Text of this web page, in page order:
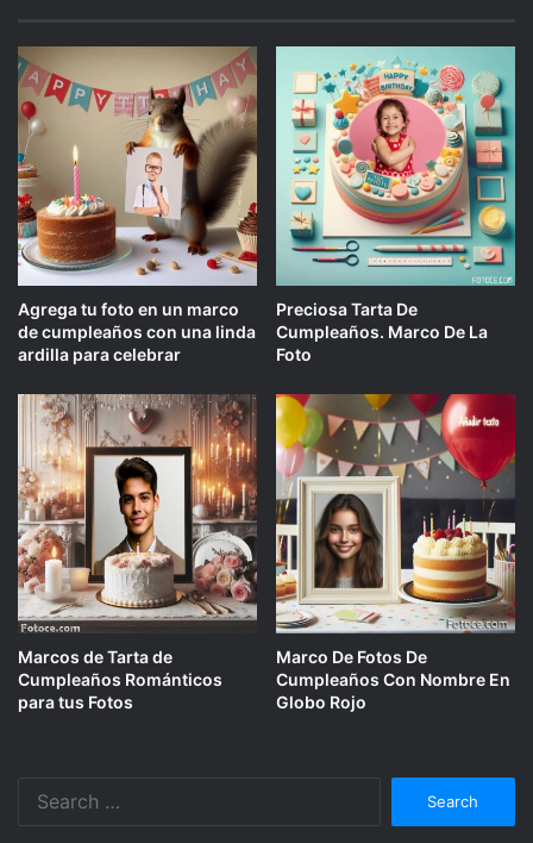
Agrega tu foto en un marco
de cumpleaños con una linda
ardilla para celebrar
Preciosa Tarta De
Cumpleaños. Marco De La
Foto
Marcos de Tarta de
Cumpleaños Románticos
para tus Fotos
Marco De Fotos De
Cumpleaños Con Nombre En
Globo Rojo